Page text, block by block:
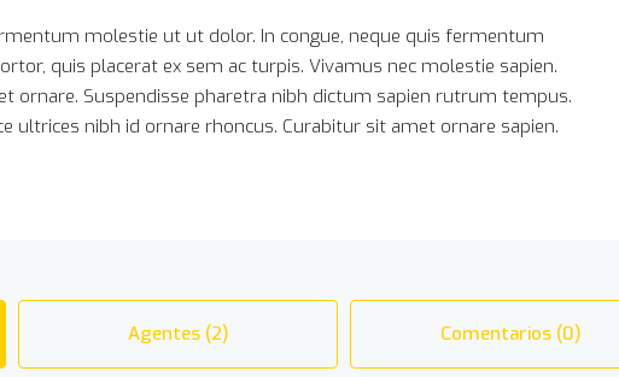
molestie ut ut dolor. In congue, neque quis fermentum
quis placerat ex sem ac turpis. Vivamus nec molestie sapien.
ornare. Suspendisse pharetra nibh dictum sapien rutrum tempus.
ultrices nibh id ornare rhoncus. Curabitur sit amet ornare sapien.
Agentes (2) Comentarios (0)